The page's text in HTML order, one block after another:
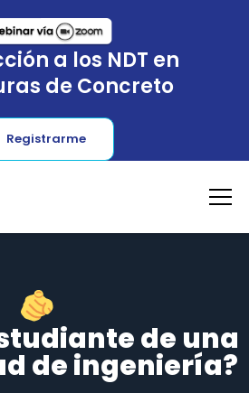
a los NDT en
de Concreto
Registrarme
de una
de ingeniería?